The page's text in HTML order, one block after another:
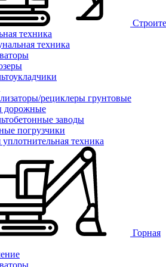
техника
техника
рециклеры грунтовые
дорожные
заводы
погрузчики
техника
Горная